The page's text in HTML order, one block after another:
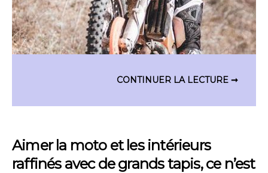
Aimer la moto et les intérieurs
raffinés avec de grands tapis, ce n’est